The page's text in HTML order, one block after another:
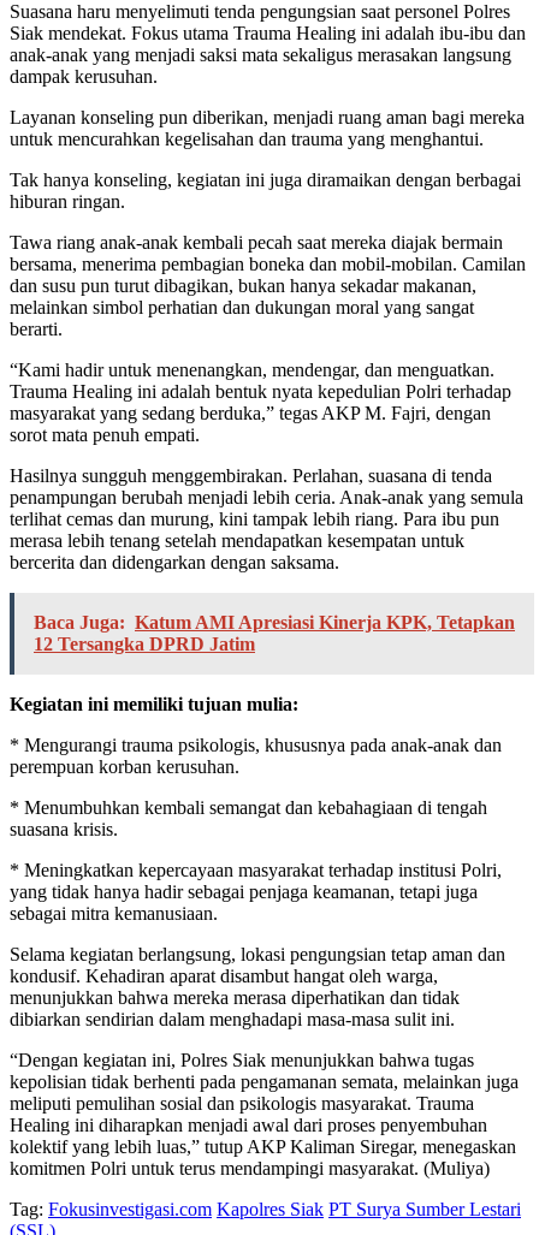
Suasana haru menyelimuti tenda pengungsian saat personel Polres
Siak mendekat. Fokus utama Trauma Healing ini adalah ibu-ibu dan
anak-anak yang menjadi saksi mata sekaligus merasakan langsung
dampak kerusuhan.
Layanan konseling pun diberikan, menjadi ruang aman bagi mereka
untuk mencurahkan kegelisahan dan trauma yang menghantui.
Tak hanya konseling, kegiatan ini juga diramaikan dengan berbagai
hiburan ringan.
Tawa riang anak-anak kembali pecah saat mereka diajak bermain
bersama, menerima pembagian boneka dan mobil-mobilan. Camilan
dan susu pun turut dibagikan, bukan hanya sekadar makanan,
melainkan simbol perhatian dan dukungan moral yang sangat
berarti.
“Kami hadir untuk menenangkan, mendengar, dan menguatkan.
Trauma Healing ini adalah bentuk nyata kepedulian Polri terhadap
masyarakat yang sedang berduka,” tegas AKP M. Fajri, dengan
sorot mata penuh empati.
Hasilnya sungguh menggembirakan. Perlahan, suasana di tenda
penampungan berubah menjadi lebih ceria. Anak-anak yang semula
terlihat cemas dan murung, kini tampak lebih riang. Para ibu pun
merasa lebih tenang setelah mendapatkan kesempatan untuk
bercerita dan didengarkan dengan saksama.
Baca Juga: Katum AMI Apresiasi Kinerja KPK, Tetapkan
12 Tersangka DPRD Jatim
Kegiatan ini memiliki tujuan mulia:
* Mengurangi trauma psikologis, khususnya pada anak-anak dan
perempuan korban kerusuhan.
* Menumbuhkan kembali semangat dan kebahagiaan di tengah
suasana krisis.
* Meningkatkan kepercayaan masyarakat terhadap institusi Polri,
yang tidak hanya hadir sebagai penjaga keamanan, tetapi juga
sebagai mitra kemanusiaan.
Selama kegiatan berlangsung, lokasi pengungsian tetap aman dan
kondusif. Kehadiran aparat disambut hangat oleh warga,
menunjukkan bahwa mereka merasa diperhatikan dan tidak
dibiarkan sendirian dalam menghadapi masa-masa sulit ini.
“Dengan kegiatan ini, Polres Siak menunjukkan bahwa tugas
kepolisian tidak berhenti pada pengamanan semata, melainkan juga
meliputi pemulihan sosial dan psikologis masyarakat. Trauma
Healing ini diharapkan menjadi awal dari proses penyembuhan
kolektif yang lebih luas,” tutup AKP Kaliman Siregar, menegaskan
komitmen Polri untuk terus mendampingi masyarakat. (Muliya)
Tag: Fokusinvestigasi.com Kapolres Siak PT Surya Sumber Lestari